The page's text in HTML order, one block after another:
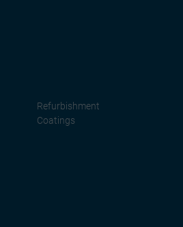
Refurbishment
Coatings